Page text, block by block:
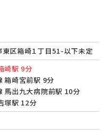
東区箱崎１丁目51-以下未定
崎駅 9分
箱崎宮前駅 9分
馬出九大病院前駅 10分
塚駅 12分